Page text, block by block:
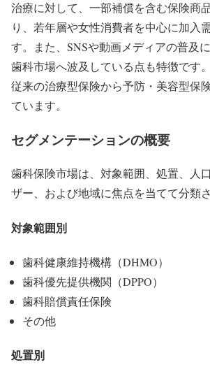
治療に対して、一部補償を含む保険商
り、若年層や女性消費者を中心に加入
す。また、SNSや動画メディアの普及
歯科市場へ波及している点も特徴です
従来の治療型保険から予防・美容型保
ています。
セグメンテーションの概要
歯科保険市場は、対象範囲、処置、人
ザー、および地域に焦点を当てて分類
対象範囲別
歯科健康維持機構（DHMO）
歯科優先提供機関（DPPO）
歯科賠償責任保険
その他
処置別